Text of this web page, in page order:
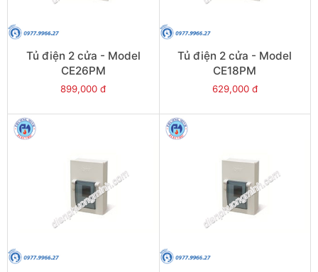
Tủ điện 2 cửa - Model
CE26PM
899,000 đ
Tủ điện 2 cửa - Model
CE18PM
629,000 đ